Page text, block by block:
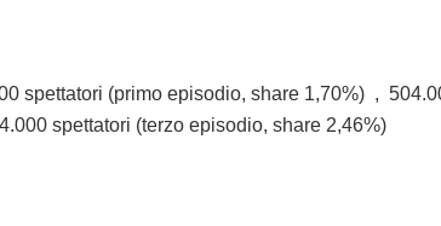
spettatori (primo episodio, share 1,70%) ,
spettatori (terzo episodio, share 2,46%)